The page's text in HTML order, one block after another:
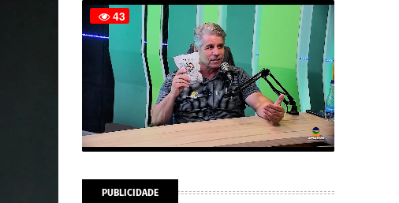
PUBLICIDADE